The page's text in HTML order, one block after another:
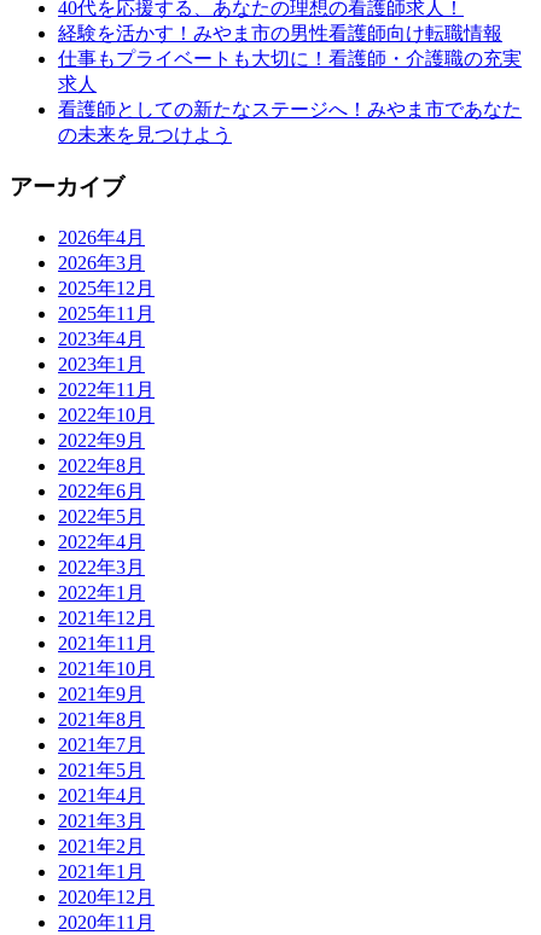
40代を応援する、あなたの理想の看護師求人！
経験を活かす！みやま市の男性看護師向け転職情報
仕事もプライベートも大切に！看護師・介護職の充実
求人
看護師としての新たなステージへ！みやま市であなた
の未来を見つけよう
アーカイブ
2026年4月
2026年3月
2025年12月
2025年11月
2023年4月
2023年1月
2022年11月
2022年10月
2022年9月
2022年8月
2022年6月
2022年5月
2022年4月
2022年3月
2022年1月
2021年12月
2021年11月
2021年10月
2021年9月
2021年8月
2021年7月
2021年5月
2021年4月
2021年3月
2021年2月
2021年1月
2020年12月
2020年11月